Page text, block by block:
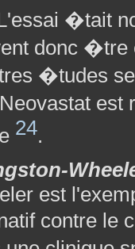
�tait
donc
�tudes
24.
est
contre le